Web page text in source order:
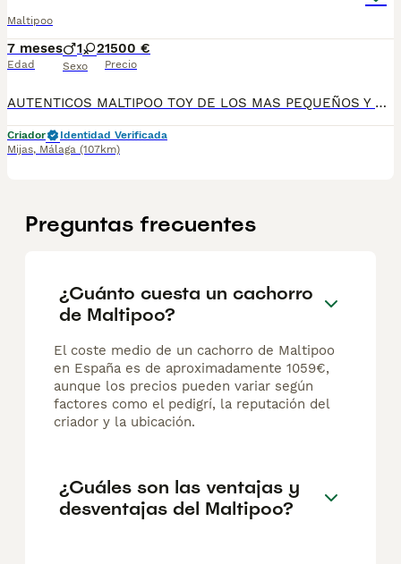
Maltipoo
7 meses
Edad
1 2
Sexo
1500 €
Precio
AUTENTICOS MALTIPOO TOY DE LOS MAS PEQUEÑOS Y PELUDITOS, COLOR BLANCO Y CREMA, PRECIOSOS Y CRIADOS EN CASA, TOTALMENTE FAMILIAR. CONTROLADOS POR VETERINARIOS.
Criador
Identidad Verificada
Mijas, Málaga (107km)
Preguntas frecuentes
¿Cuánto cuesta un cachorro
de Maltipoo?
El coste medio de un cachorro de Maltipoo
en España es de aproximadamente 1059€,
aunque los precios pueden variar según
factores como el pedigrí, la reputación del
criador y la ubicación.
¿Cuáles son las ventajas y
desventajas del Maltipoo?